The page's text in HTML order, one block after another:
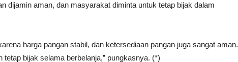
dijamin aman, dan masyarakat diminta untuk tetap bijak dalam
harga pangan stabil, dan ketersediaan pangan juga sangat aman.
bijak selama berbelanja,” pungkasnya. (*)